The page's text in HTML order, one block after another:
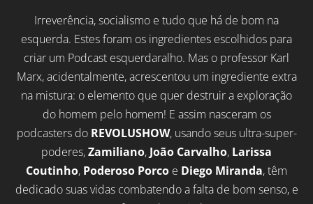
Irreverência, socialismo e tudo que há de bom na
esquerda. Estes foram os ingredientes escolhidos para
criar um Podcast esquerdaralho. Mas o professor Karl
Marx, acidentalmente, acrescentou um ingrediente extra
na mistura: o elemento que quer destruir a exploração
do homem pelo homem! E assim nasceram os
podcasters do REVOLUSHOW, usando seus ultra-super-
poderes,Zamiliano, João Carvalho, Larissa
Coutinho, Poderoso Porco e Diego Miranda, têm
dedicado suas vidas combatendo a falta de bom senso, e